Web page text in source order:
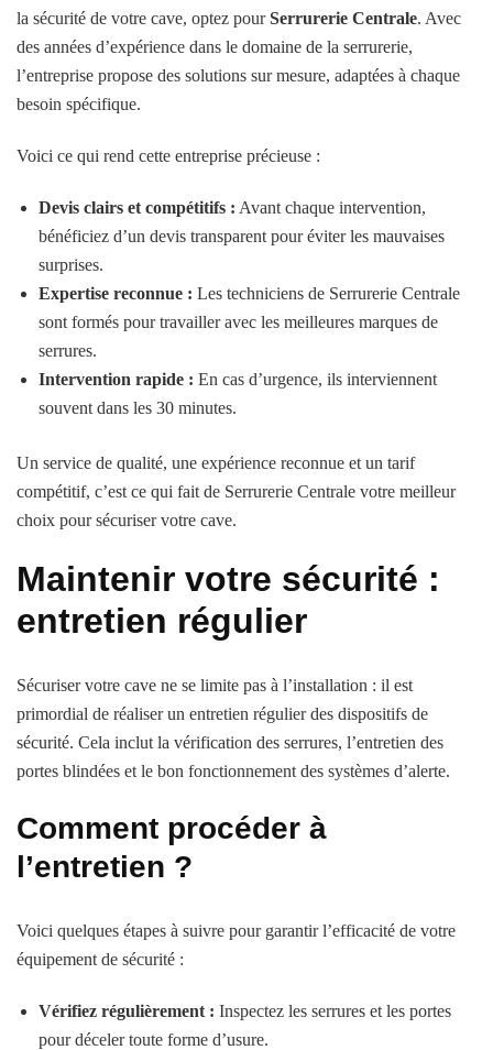
la sécurité de votre cave, optez pourSerrurerie Centrale. Avec
des années d’expérience dans le domaine de la serrurerie,
l’entreprise propose des solutions sur mesure, adaptées à chaque
besoin spécifique.
Voici ce qui rend cette entreprise précieuse :
Devis clairs et compétitifs : Avant chaque intervention,
bénéficiez d’un devis transparent pour éviter les mauvaises
surprises.
Expertise reconnue : Les techniciens de Serrurerie Centrale
sont formés pour travailler avec les meilleures marques de
serrures.
Intervention rapide : En cas d’urgence, ils interviennent
souvent dans les 30 minutes.
Un service de qualité, une expérience reconnue et un tarif
compétitif, c’est ce qui fait de Serrurerie Centrale votre meilleur
choix pour sécuriser votre cave.
Maintenir votre sécurité :
entretien régulier
Sécuriser votre cave ne se limite pas à l’installation : il est
primordial de réaliser un entretien régulier des dispositifs de
sécurité. Cela inclut la vérification des serrures, l’entretien des
portes blindées et le bon fonctionnement des systèmes d’alerte.
Comment procéder à
l’entretien ?
Voici quelques étapes à suivre pour garantir l’efficacité de votre
équipement de sécurité :
Vérifiez régulièrement : Inspectez les serrures et les portes
pour déceler toute forme d’usure.